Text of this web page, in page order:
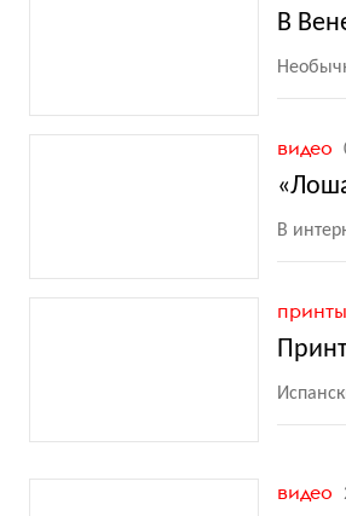
В
видео
В
принты
видео